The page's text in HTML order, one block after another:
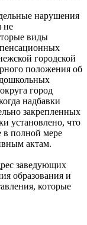
нарушения
не
виды
городской
положения об
город
надбавки
закрепленных
установлено, что
в полной мере
актам.
заведующих
образования и
которые